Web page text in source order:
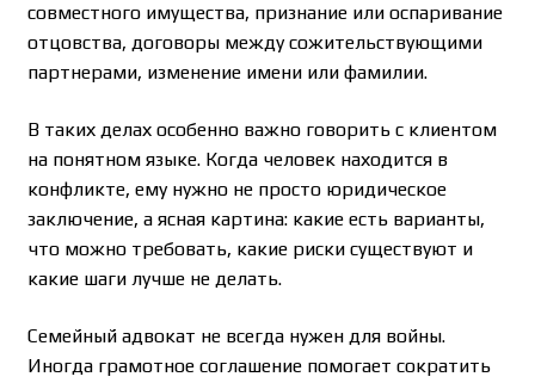
совместного имущества, признание или оспаривание
отцовства, договоры между сожительствующими
партнерами, изменение имени или фамилии.
В таких делах особенно важно говорить с клиентом
на понятном языке. Когда человек находится в
конфликте, ему нужно не просто юридическое
заключение, а ясная картина: какие есть варианты,
что можно требовать, какие риски существуют и
какие шаги лучше не делать.
Семейный адвокат не всегда нужен для войны.
Иногда грамотное соглашение помогает сократить